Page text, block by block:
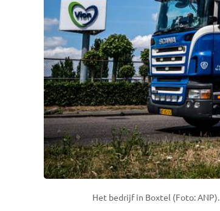
Het bedrijf in Boxtel (Foto: ANP).